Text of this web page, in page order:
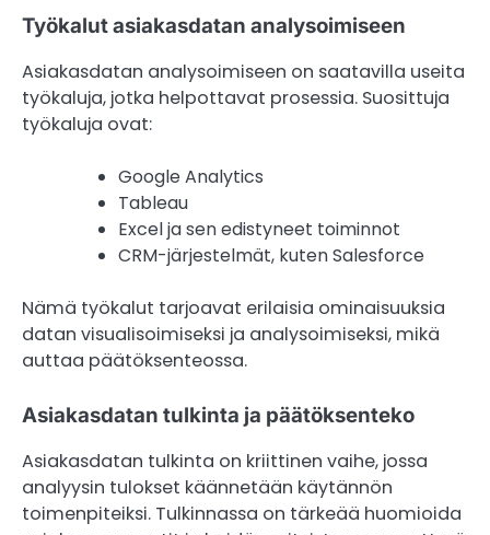
Työkalut asiakasdatan analysoimiseen
Asiakasdatan analysoimiseen on saatavilla useita
työkaluja, jotka helpottavat prosessia. Suosittuja
työkaluja ovat:
Google Analytics
Tableau
Excel ja sen edistyneet toiminnot
CRM-järjestelmät, kuten Salesforce
Nämä työkalut tarjoavat erilaisia ominaisuuksia
datan visualisoimiseksi ja analysoimiseksi, mikä
auttaa päätöksenteossa.
Asiakasdatan tulkinta ja päätöksenteko
Asiakasdatan tulkinta on kriittinen vaihe, jossa
analyysin tulokset käännetään käytännön
toimenpiteiksi. Tulkinnassa on tärkeää huomioida